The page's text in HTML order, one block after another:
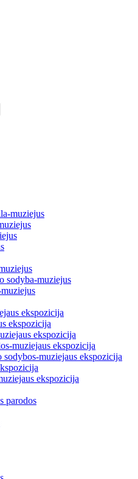
muziejus
sodyba-muziejus
ekspozicija
ekspozicija
ekspozicija
muziejaus ekspozicija
muziejaus ekspozicija
ekspozicija
parodos